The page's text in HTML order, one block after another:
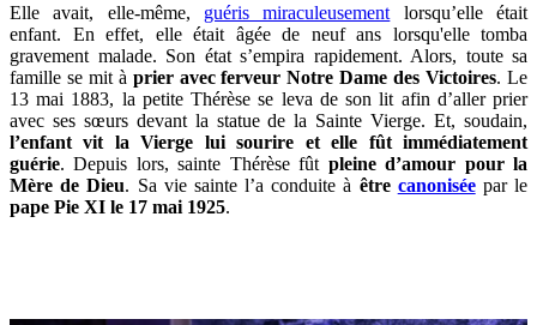
Elle avait, elle-même, guéris miraculeusement lorsqu’elle était
enfant. En effet, elle était âgée de neuf ans lorsqu'elle tomba
gravement malade. Son état s’empira rapidement. Alors, toute sa
famille se mit à prier avec ferveur Notre Dame des Victoires. Le
13 mai 1883, la petite Thérèse se leva de son lit afin d’aller prier
avec ses sœurs devant la statue de la Sainte Vierge. Et, soudain,
l’enfant vit la Vierge lui sourire et elle fût immédiatement
guérie. Depuis lors, sainte Thérèse fût pleine d’amour pour la
Mère de Dieu. Sa vie sainte l’a conduite à être canoniséepar le
pape Pie XI le 17 mai 1925.